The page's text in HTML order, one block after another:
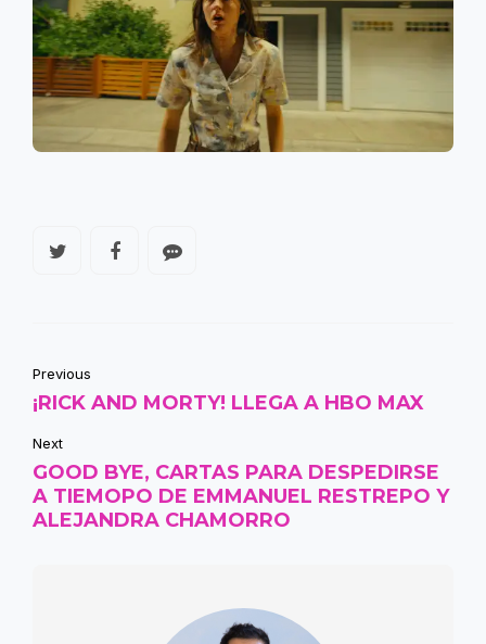
Previous
¡RICK AND MORTY! LLEGA A HBO MAX
Next
GOOD BYE, CARTAS PARA DESPEDIRSE
A TIEMOPO DE EMMANUEL RESTREPO Y
ALEJANDRA CHAMORRO